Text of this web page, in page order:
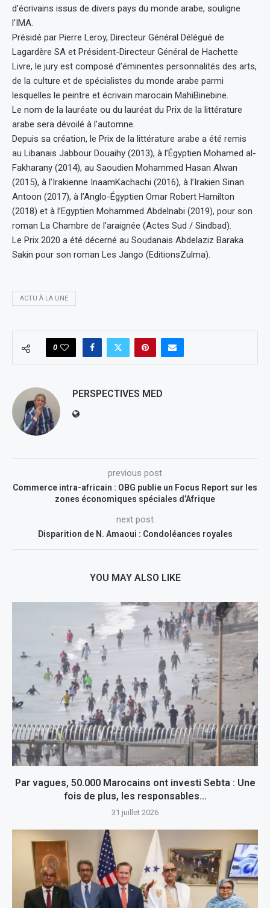
d’écrivains issus de divers pays du monde arabe, souligne
l’IMA.
Présidé par Pierre Leroy, Directeur Général Délégué de
Lagardère SA et Président-Directeur Général de Hachette
Livre, le jury est composé d’éminentes personnalités des arts,
de la culture et de spécialistes du monde arabe parmi
lesquelles le peintre et écrivain marocain MahiBinebine.
Le nom de la lauréate ou du lauréat du Prix de la littérature
arabe sera dévoilé à l’automne.
Depuis sa création, le Prix de la littérature arabe a été remis
au Libanais Jabbour Douaihy (2013), à l’Égyptien Mohamed al-
Fakharany (2014), au Saoudien Mohammed Hasan Alwan
(2015), à l’Irakienne InaamKachachi (2016), à l’Irakien Sinan
Antoon (2017), à l’Anglo-Égyptien Omar Robert Hamilton
(2018) et à l’Egyptien Mohammed Abdelnabi (2019), pour son
roman La Chambre de l’araignée (Actes Sud / Sindbad).
Le Prix 2020 a été décerné au Soudanais Abdelaziz Baraka
Sakin pour son roman Les Jango (EditionsZulma).
ACTU À LA UNE
0
PERSPECTIVES MED
previous post
Commerce intra-africain : OBG publie un Focus Report sur les
zones économiques spéciales d’Afrique
next post
Disparition de N. Amaoui : Condoléances royales
YOU MAY ALSO LIKE
Par vagues, 50.000 Marocains ont investi Sebta : Une
fois de plus, les responsables...
31 juillet 2026